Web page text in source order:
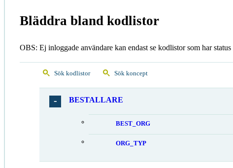
Bläddra bland kodlistor
OBS: Ej inloggade användare kan endast se kodlistor som har status
Sök kodlistor Sök koncept
BESTALLARE
BEST_ORG
ORG_TYP